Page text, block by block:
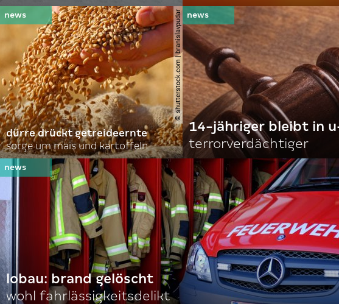
© shutterstock.com | branislavpudar
dürre drückt getreideernte
sorge um mais und kartoffeln
14-jähriger bleibt in
terrorverdächtiger
lobau: brand gelöscht
wohl fahrlässigkeitsdelikt